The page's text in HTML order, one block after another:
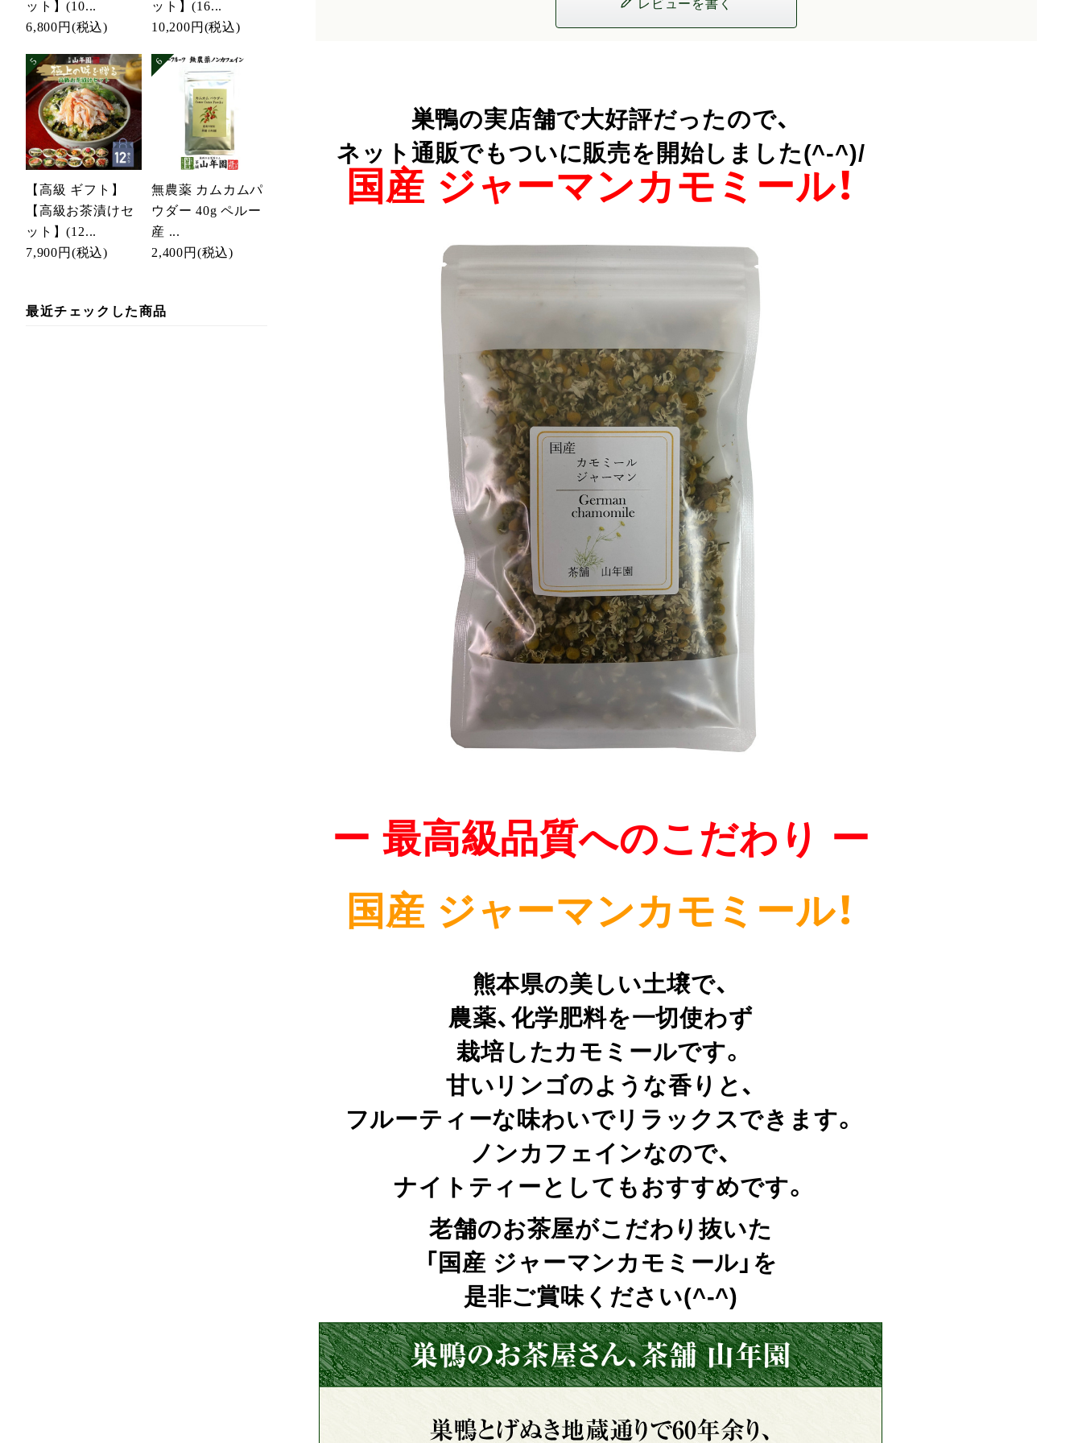
ット】(10...
6,800円 (税込)
ット】(16...
10,200円 (税込)
【高級 ギフト】
【高級お茶漬けセ
ット】(12...
7,900円 (税込)
無農薬 カムカムパ
ウダー 40g ペルー
産 ...
2,400円 (税込)
最近チェックした商品
レビューを書く
巣鴨の実店舗で大好評だったので、
ネット通販でもついに販売を開始しました(^-^)/
国産 ジャーマンカモミール！
ー 最高級品質へのこだわり ー
国産 ジャーマンカモミール！
熊本県の美しい土壌で、
農薬、化学肥料を一切使わず
栽培したカモミールです。
甘いリンゴのような香りと、
フルーティーな味わいでリラックスできます。
ノンカフェインなので、
ナイトティーとしてもおすすめです。
老舗のお茶屋がこだわり抜いた
「国産 ジャーマンカモミール」を
是非ご賞味ください(^-^)